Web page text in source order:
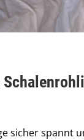
sicher spannt